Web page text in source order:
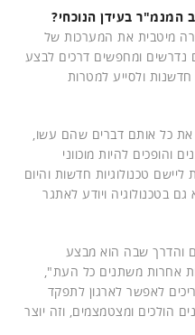
המנמ"ר בעידן הנוכחי?
מיטבית את המערכות של
נדרשים ומחפשים דרכים לבצע
ולסייע למטרות
כל אותם דברים שהם עשו,
והופכים להיות מוכווני
טכנולוגיות חדשות והיום
בטכנולוגיה ויודע לאתגר
והדרך שבה הוא מבצע
אחרות משתנים כל העת",
לאפשר לארגון לתפקד
הולכים ומצטמצמים, וזה יוצר